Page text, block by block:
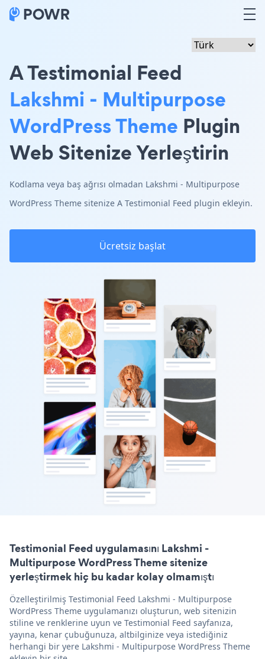
A Testimonial Feed
Lakshmi - Multipurpose
WordPress Theme Plugin
Web Sitenize Yerleştirin
Kodlama veya baş ağrısı olmadan Lakshmi - Multipurpose
WordPress Theme sitenize A Testimonial Feed plugin ekleyin.
Ücretsiz başlat
Testimonial Feed uygulamasını Lakshmi -
Multipurpose WordPress Theme sitenize
yerleştirmek hiç bu kadar kolay olmamıştı
Özelleştirilmiş Testimonial Feed Lakshmi - Multipurpose
WordPress Theme uygulamanızı oluşturun, web sitenizin
stiline ve renklerine uyun ve Testimonial Feed sayfanıza,
yayına, kenar çubuğunuza, altbilginize veya istediğiniz
herhangi bir yere Lakshmi - Multipurpose WordPress Theme